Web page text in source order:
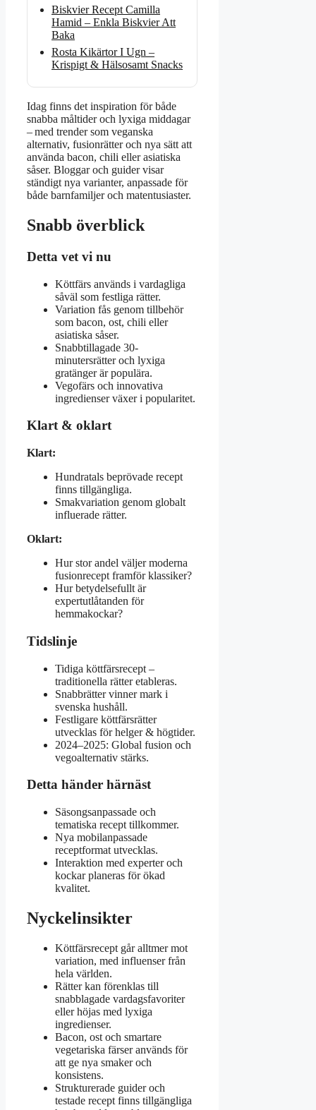
Biskvier Recept Camilla
Hamid – Enkla Biskvier Att
Baka
Rosta Kikärtor I Ugn –
Krispigt & Hälsosamt Snacks
Idag finns det inspiration för både
snabba måltider och lyxiga middagar
– med trender som veganska
alternativ, fusionrätter och nya sätt att
använda bacon, chili eller asiatiska
såser. Bloggar och guider visar
ständigt nya varianter, anpassade för
både barnfamiljer och matentusiaster.
Snabb överblick
Detta vet vi nu
Köttfärs används i vardagliga
såväl som festliga rätter.
Variation fås genom tillbehör
som bacon, ost, chili eller
asiatiska såser.
Snabbtillagade 30-
minutersrätter och lyxiga
gratänger är populära.
Vegofärs och innovativa
ingredienser växer i popularitet.
Klart & oklart
Klart:
Hundratals beprövade recept
finns tillgängliga.
Smakvariation genom globalt
influerade rätter.
Oklart:
Hur stor andel väljer moderna
fusionrecept framför klassiker?
Hur betydelsefullt är
expertutlåtanden för
hemmakockar?
Tidslinje
Tidiga köttfärsrecept –
traditionella rätter etableras.
Snabbrätter vinner mark i
svenska hushåll.
Festligare köttfärsrätter
utvecklas för helger & högtider.
2024–2025: Global fusion och
vegoalternativ stärks.
Detta händer härnäst
Säsongsanpassade och
tematiska recept tillkommer.
Nya mobilanpassade
receptformat utvecklas.
Interaktion med experter och
kockar planeras för ökad
kvalitet.
Nyckelinsikter
Köttfärsrecept går alltmer mot
variation, med influenser från
hela världen.
Rätter kan förenklas till
snabblagade vardagsfavoriter
eller höjas med lyxiga
ingredienser.
Bacon, ost och smartare
vegetariska färser används för
att ge nya smaker och
konsistens.
Strukturerade guider och
testade recept finns tillgängliga